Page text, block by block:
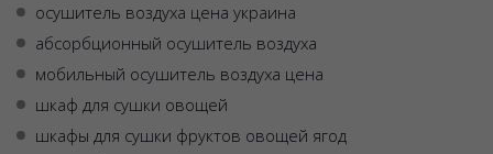
осушитель воздуха цена украина
абсорбционный осушитель воздуха
мобильный осушитель воздуха цена
шкаф для сушки овощей
шкафы для сушки фруктов овощей ягод